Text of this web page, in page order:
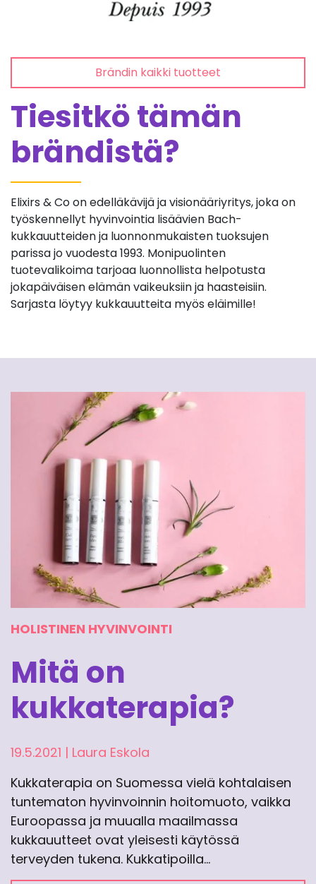
Brändin kaikki tuotteet
Tiesitkö tämän
brändistä?
Elixirs & Co on edelläkävijä ja visionääriyritys, joka on
työskennellyt hyvinvointia lisäävien Bach-
kukkauutteiden ja luonnonmukaisten tuoksujen
parissa jo vuodesta 1993. Monipuolinten
tuotevalikoima tarjoaa luonnollista helpotusta
jokapäiväisen elämän vaikeuksiin ja haasteisiin.
Sarjasta löytyy kukkauutteita myös eläimille!
HOLISTINEN HYVINVOINTI
Mitä on
kukkaterapia?
19.5.2021 | Laura Eskola
Kukkaterapia on Suomessa vielä kohtalaisen
tuntematon hyvinvoinnin hoitomuoto, vaikka
Euroopassa ja muualla maailmassa
kukkauutteet ovat yleisesti käytössä
terveyden tukena. Kukkatipoilla…